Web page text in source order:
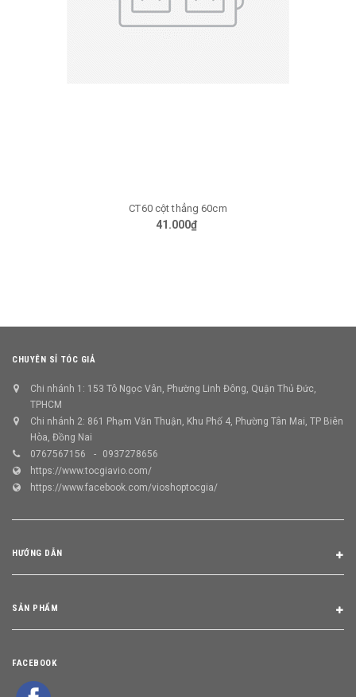
CT60 cột thẳng 60cm
41.000₫
CHUYÊN SỈ TÓC GIẢ
Chi nhánh 1: 153 Tô Ngọc Vân, Phường Linh Đông, Quận Thủ Đức,
TPHCM
Chi nhánh 2: 861 Phạm Văn Thuận, Khu Phố 4, Phường Tân Mai, TP Biên
Hòa, Đồng Nai
0767567156
0937278656
https://www.tocgiavio.com/
https://www.facebook.com/vioshoptocgia/
HƯỚNG DẪN
SẢN PHẨM
FACEBOOK